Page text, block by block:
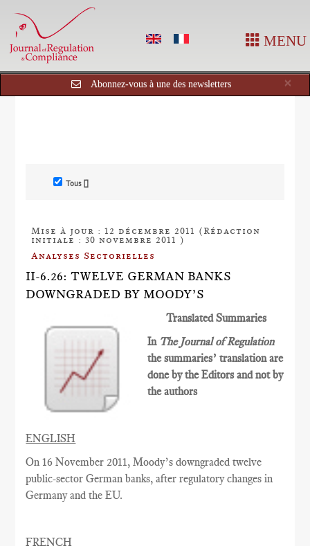
MENU
×
Abonnez-vous à une des newsletters
Tous []
Mise à jour : 12 décembre 2011 (Rédaction
initiale : 30 novembre 2011 )
Analyses Sectorielles
II-6.26: TWELVE GERMAN BANKS
DOWNGRADED BY MOODY’S
Translated Summaries
In The Journal of Regulation
the summaries’ translation are
done by the Editors and not by
the authors
ENGLISH
On 16 November 2011, Moody’s downgraded twelve
public-sector German banks, after regulatory changes in
Germany and the EU.
FRENCH